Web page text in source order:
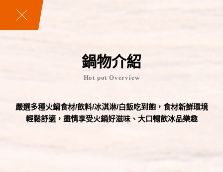
鍋物介紹
Hot pot Overview
嚴選多種火鍋食材/飲料/冰淇淋/白飯吃到飽，食材新鮮環境
輕鬆舒適，盡情享受火鍋好滋味、大口暢飲冰品樂趣